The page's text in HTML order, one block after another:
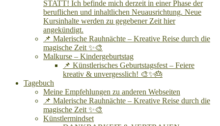
STATT! Ich befinde mich derzeit in einer Phase der
beruflichen und inhaltlichen Neuausrichtung. Neue
Kursinhalte werden zu gegebener Zeit hier
angekündigt.
📌 Malerische Rauhnächte – Kreative Reise durch die
magische Zeit ✨🎨
Malkurse – Kindergeburtstag
📌 Künstlerisches Geburtstagsfest – Feiere
kreativ & unvergesslich! 🎨✨🎂
Tagebuch
Meine Empfehlungen zu anderen Webseiten
📌 Malerische Rauhnächte – Kreative Reise durch die
magische Zeit ✨🎨
Künstlermindset